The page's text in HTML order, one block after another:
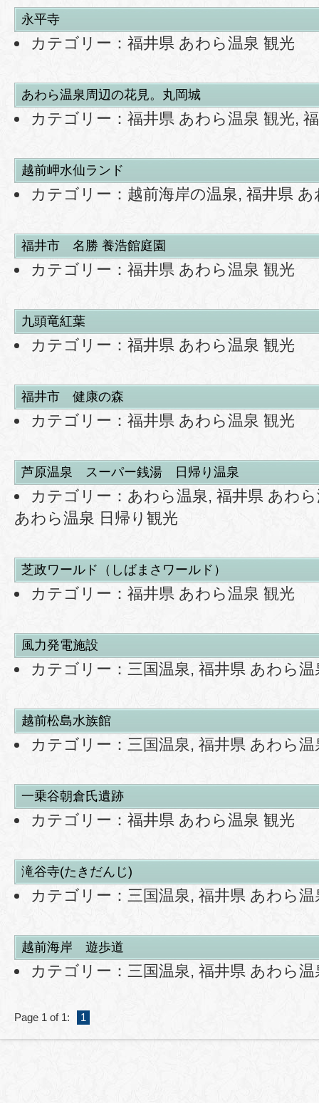
永平寺
カテゴリー： 福井県 あわら温泉 観光
あわら温泉周辺の花見。丸岡城
カテゴリー： 福井県 あわら温泉 観光,
越前岬水仙ランド
カテゴリー： 越前海岸の温泉, 福井県 あ
福井市 名勝 養浩館庭園
カテゴリー： 福井県 あわら温泉 観光
九頭竜紅葉
カテゴリー： 福井県 あわら温泉 観光
福井市 健康の森
カテゴリー： 福井県 あわら温泉 観光
芦原温泉 スーパー銭湯 日帰り温泉
カテゴリー： あわら温泉, 福井県 あわ
あわら温泉 日帰り観光
芝政ワールド（しばまさワールド）
カテゴリー： 福井県 あわら温泉 観光
風力発電施設
カテゴリー： 三国温泉, 福井県 あわら温
越前松島水族館
カテゴリー： 三国温泉, 福井県 あわら温
一乗谷朝倉氏遺跡
カテゴリー： 福井県 あわら温泉 観光
滝谷寺(たきだんじ)
カテゴリー： 三国温泉, 福井県 あわら温
越前海岸 遊歩道
カテゴリー： 三国温泉, 福井県 あわら温
Page 1 of 1: 1